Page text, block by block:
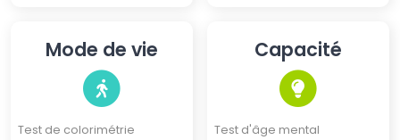
Mode de vie
Test de colorimétrie
Capacité
Test d'âge mental